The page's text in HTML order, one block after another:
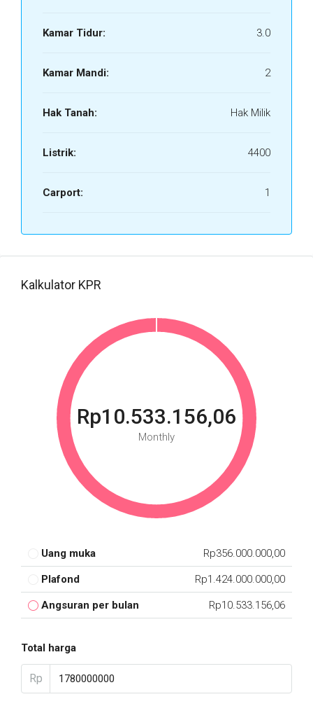
Kamar Tidur: 3.0
Kamar Mandi: 2
Hak Tanah: Hak Milik
Listrik: 4400
Carport: 1
Kalkulator KPR
Rp10.533.156,06
Monthly
Uang muka Rp356.000.000,00
Plafond Rp1.424.000.000,00
Angsuran per bulan Rp10.533.156,06
Total harga
Rp